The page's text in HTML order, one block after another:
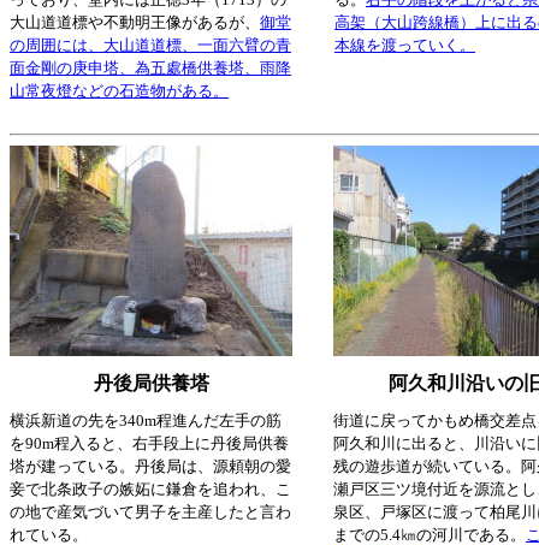
大山道道標や不動明王像があるが、 御堂
の周囲には、大山道道標、一面六臂の青
面金剛の庚申塔、為五處橋供養塔、雨降
山常夜燈などの石造物がある。
高架（大山跨線橋）上に出
本線を渡っていく。
丹後局供養塔 阿久和川沿いの
横浜新道の先を340m程進んだ左手の筋
を90m程入ると、右手段上に丹後局供養
塔が建っている。丹後局は、源頼朝の愛
妾で北条政子の嫉妬に鎌倉を追われ、こ
の地で産気づいて男子を主産したと言わ
れている。
街道に戻ってかもめ橋交差
阿久和川に出ると、川沿い
残の遊歩道が続いている。
瀬戸区三ツ境付近を源流と
泉区、戸塚区に渡って柏尾
までの5.4㎞の河川である。